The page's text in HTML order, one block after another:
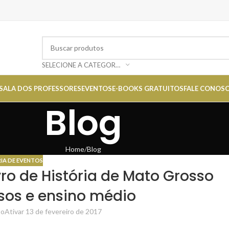
SELECIONE A CATEGORIA
DOS PROFESSORESEVENTOSE-BOOKS GRATUITOSFALE
Blog
Home Blog
DE EVENTOS
de História de Mato Grosso
e ensino médio
Ativar 13 de fevereiro de 2017